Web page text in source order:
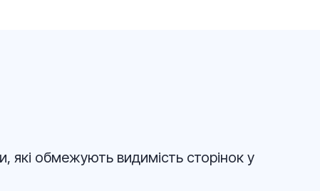
які обмежують видимість сторінок у